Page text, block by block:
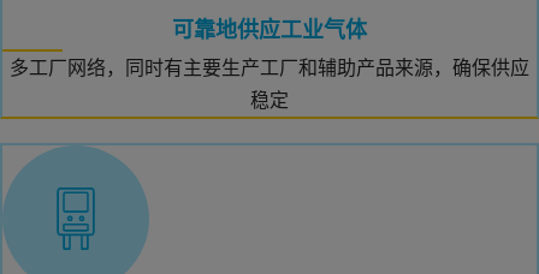
可靠地供应工业气体
多工厂网络，同时有主要生产工厂和辅助产品来源，确保供应
稳定